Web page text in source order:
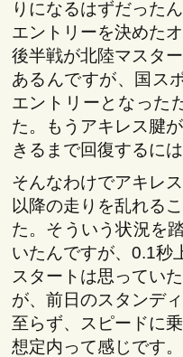
りになるはずだった
エントリーを決めた
後半戦が北陸マスタ
あるんですが、国ス
エントリーとなった
た。もうアキレス腱
きるまで回復するに
そんなわけでアキレ
以降の走りを乱れる
た。そういう状況を
いたんですが、0.1秒
スタートは思ってい
が、前日のスタンデ
至らず、スピードに
想定内って感じです。